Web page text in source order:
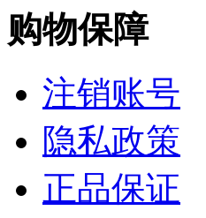
购物保障
注销账号
隐私政策
正品保证